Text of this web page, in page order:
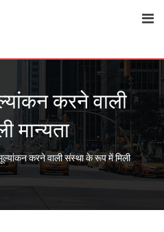
करने वाली
मान्यता
करने वाली संस्था के रूप में मिली